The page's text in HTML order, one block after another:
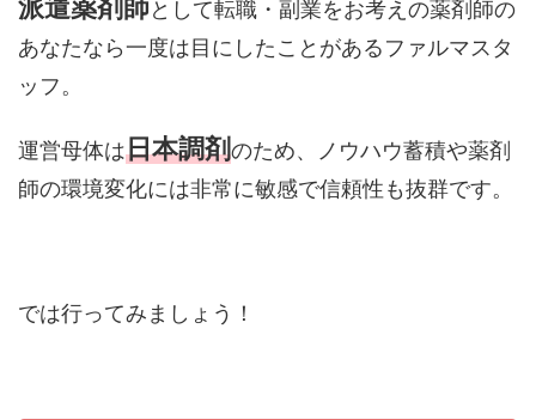
派遣薬剤師として転職・副業をお考えの薬剤師の
あなたなら一度は目にしたことがあるファルマスタ
ッフ。
運営母体は日本調剤のため、ノウハウ蓄積や薬剤
師の環境変化には非常に敏感で信頼性も抜群です。
では行ってみましょう！